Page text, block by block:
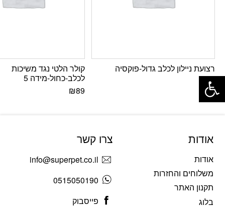
רצועת ניילון לכלב גדול-פוקסיה
33
קולר הלטי נגד משיכות
לכלב-כחול-מידה 5
₪89
אודות
אודות
משלוחים והחזרות
תקנון האתר
בלוג
צרו קשר
info@superpet.co.il
0515050190
פייסבוק
פתח סרגל נגישות